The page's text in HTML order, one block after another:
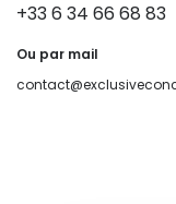
+33 6 34 66 68 83
Ou par mail